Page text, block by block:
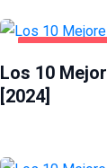
SALUD Y
Los 10
[2024]